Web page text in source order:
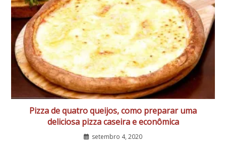
Pizza de quatro queijos, como preparar uma
deliciosa pizza caseira e econômica
setembro 4, 2020